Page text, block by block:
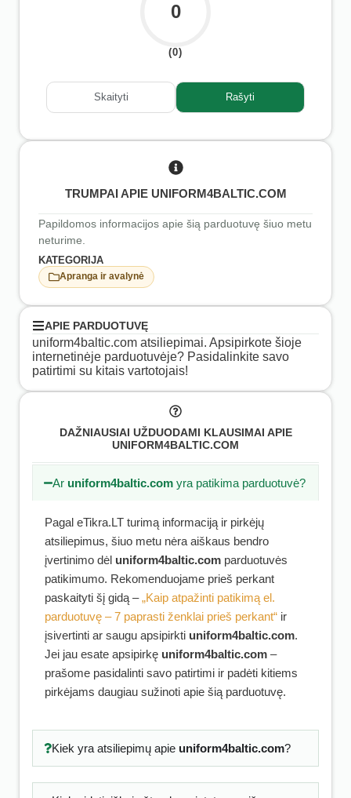
0
(0)
Skaityti Rašyti
TRUMPAI APIE UNIFORM4BALTIC.COM
Papildomos informacijos apie šią parduotuvę šiuo metu
neturime.
KATEGORIJA
Apranga ir avalynė
APIE PARDUOTUVĘ
uniform4baltic.com atsiliepimai. Apsipirkote šioje
internetinėje parduotuvėje? Pasidalinkite savo
patirtimi su kitais vartotojais!
DAŽNIAUSIAI UŽDUODAMI KLAUSIMAI APIE
UNIFORM4BALTIC.COM
Ar uniform4baltic.com yra patikima parduotuvė?
Pagal eTikra.LT turimą informaciją ir pirkėjų
atsiliepimus, šiuo metu nėra aiškaus bendro
įvertinimo dėl uniform4baltic.com parduotuvės
patikimumo. Rekomenduojame prieš perkant
paskaityti šį gidą –„Kaip atpažinti patikimą el.
parduotuvę – 7 paprasti ženklai prieš perkant“ ir
įsivertinti ar saugu apsipirkti uniform4baltic.com.
Jei jau esate apsipirkę uniform4baltic.com –
prašome pasidalinti savo patirtimi ir padėti kitiems
pirkėjams daugiau sužinoti apie šią parduotuvę.
Kiek yra atsiliepimų apie uniform4baltic.com?